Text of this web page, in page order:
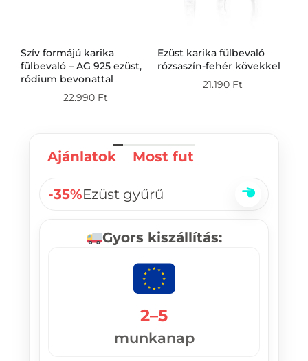
Szív formájú karika
fülbevaló – AG 925 ezüst,
ródium bevonattal
22.990 Ft
Ezüst karika fülbevaló
rózsaszín-fehér kövekkel
21.190 Ft
Ajánlatok Most fut
-35%Ezüst gyűrű
Gyors kiszállítás:
2–5
munkanap